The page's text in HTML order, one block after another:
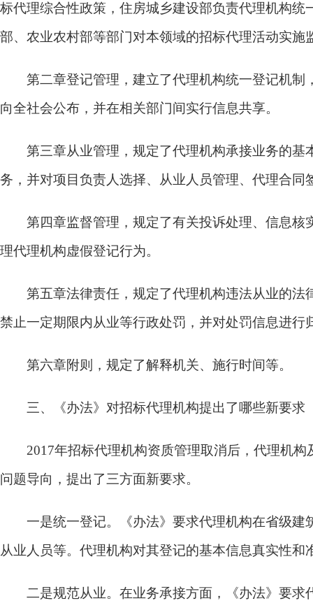
标代理综合性政策，住房城乡建设部负责代理机构
部、农业农村部等部门对本领域的招标代理活动实施
第二章登记管理， 建立了代理机构统一登记机制
向全社会公布，并在相关部门间实行信息共享。
第三章从业管理， 规定了代理机构承接业务的基
务，并对项目负责人选择、从业人员管理、代理合
第四章监督管理， 规定了有关投诉处理、信息核
理代理机构虚假登记行为。
第五章法律责任， 规定了代理机构违法从业的法
禁止一定期限内从业等行政处罚，并对处罚信息进行
第六章附则， 规定了解释机关、施行时间等。
三、《办法》对招标代理机构提出了哪些新要求
2017年招标代理机构资质管理取消后，代理机构
问题导向，提出了三方面新要求。
一是统一登记。
《办法》要求代理机构在省级
从业人员等。代理机构对其登记的基本信息真实性
二是规范从业。 在业务承接方面，《办法》要求